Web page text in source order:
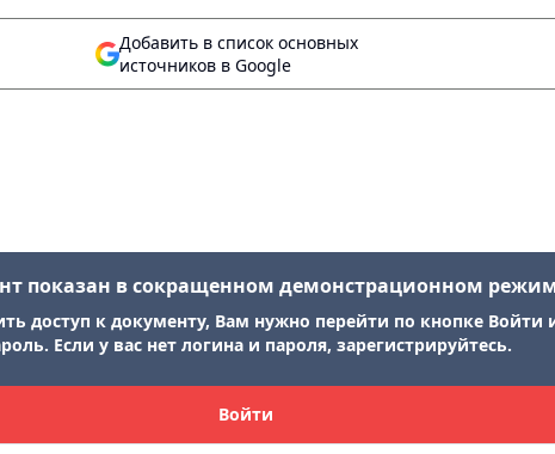
Добавить в список основных
источников в Google
показан в сокращенном демонстрационном
доступ к документу, Вам нужно перейти по кнопке Войти
Если у вас нет логина и пароля, зарегистрируйтесь.
Войти